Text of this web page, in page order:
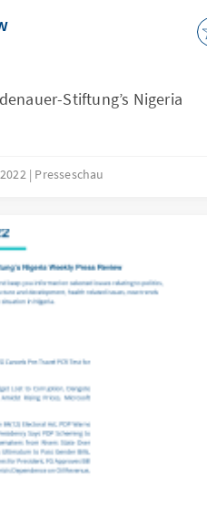
Stiftung’s Nigeria
Presseschau